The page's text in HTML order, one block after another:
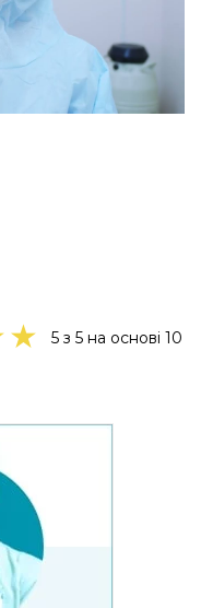
★
5 з 5 на основі 10